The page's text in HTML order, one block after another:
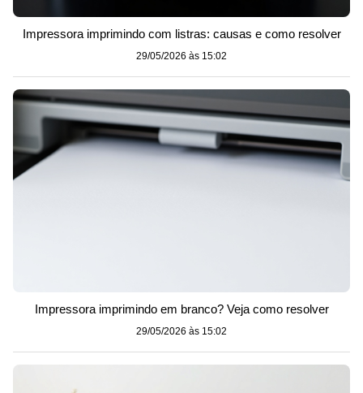
Impressora imprimindo com listras: causas e como resolver
29/05/2026 às 15:02
Impressora imprimindo em branco? Veja como resolver
29/05/2026 às 15:02